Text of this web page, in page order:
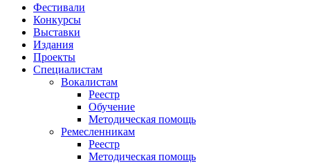
Фестивали
Конкурсы
Выставки
Издания
Проекты
Специалистам
Вокалистам
Реестр
Обучение
Методическая помощь
Ремесленникам
Реестр
Методическая помощь